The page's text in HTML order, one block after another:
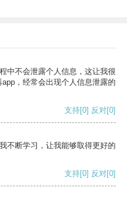
中不会泄露个人信息，这让我很
，经常会出现个人信息泄露的
支持[0] 反对[0]
不断学习，让我能够取得更好的
支持[0] 反对[0]